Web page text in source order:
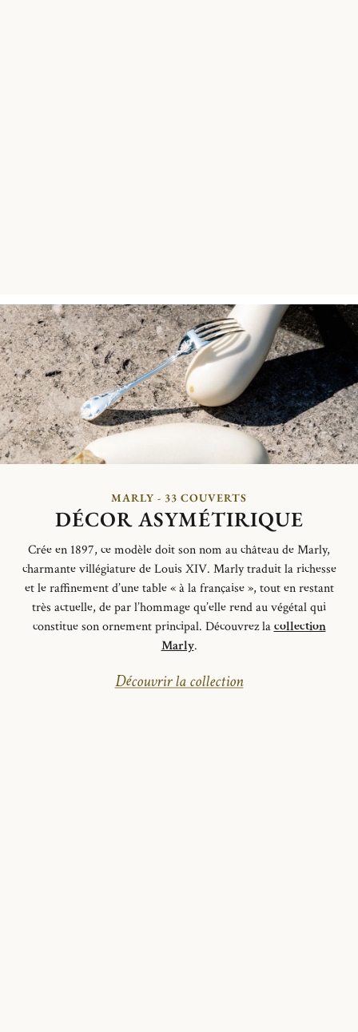
MARLY - 33 COUVERTS
DÉCOR ASYMÉTIRIQUE
Crée en 1897, ce modèle doit son nom au château de Marly,
charmante villégiature de Louis XIV. Marly traduit la richesse
et le raffinement d’une table « à la française », tout en restant
très actuelle, deparl’hommage qu’elle rend au végétal qui
constitue son ornement principal. Découvrez lacollection
Marly.
Découvrir la collection